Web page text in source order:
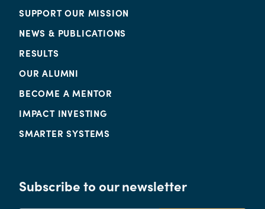
SUPPORT OUR MISSION
NEWS & PUBLICATIONS
RESULTS
OUR ALUMNI
BECOME A MENTOR
IMPACT INVESTING
SMARTER SYSTEMS
Subscribe to our newsletter